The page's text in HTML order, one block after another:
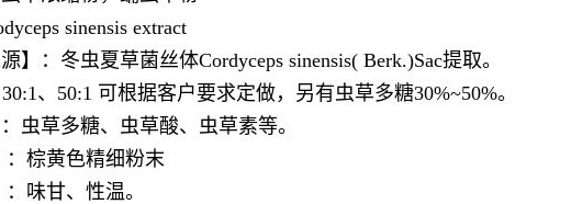
sinensis extract
】：冬虫夏草菌丝体Cordyceps sinensis( Berk.)Sac提取。
30:1、50:1 可根据客户要求定做，另有虫草多糖30%~50%。
虫草多糖、虫草酸、虫草素等。
：棕黄色精细粉末
味甘、性温。